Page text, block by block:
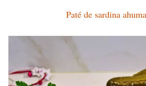
Paté de sardina